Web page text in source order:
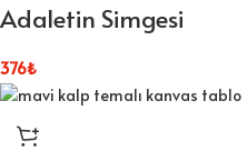
Adaletin Simgesi
376₺